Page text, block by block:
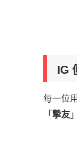
IG
每一位
「 摯友